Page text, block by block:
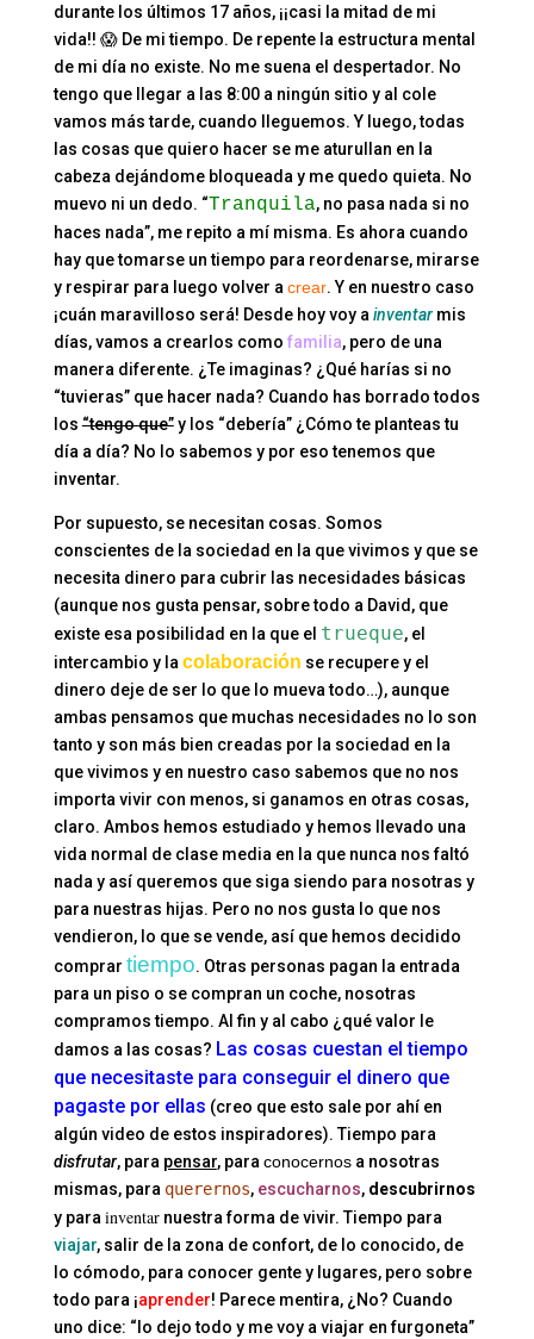
durante los últimos 17 años, ¡¡casi la mitad de mi
vida!! 😱 De mi tiempo. De repente la estructura mental
de mi día no existe. No me suena el despertador. No
tengo que llegar a las 8:00 a ningún sitio y al cole
vamos más tarde, cuando lleguemos. Y luego, todas
las cosas que quiero hacer se me aturullan en la
cabeza dejándome bloqueada y me quedo quieta. No
muevo ni un dedo. “Tranquila, no pasa nada si no
haces nada”, me repito a mí misma. Es ahora cuando
hay que tomarse un tiempo para reordenarse, mirarse
y respirar para luego volver acrear. Y en nuestro caso
¡cuán maravilloso será! Desde hoy voy ainventarmis
días, vamos a crearlos como familia, pero de una
manera diferente. ¿Te imaginas? ¿Qué harías si no
“tuvieras” que hacer nada? Cuando has borrado todos
los“tengo que”y los “debería” ¿Cómo te planteas tu
día a día? No lo sabemos y por eso tenemos que
inventar.
Por supuesto, se necesitan cosas. Somos
conscientes de la sociedad en la que vivimos y que se
necesita dinero para cubrir las necesidades básicas
(aunque nos gusta pensar, sobre todo a David, que
existe esa posibilidad en la que el trueque, el
intercambio y lacolaboración se recupere y el
dinero deje de ser lo que lo mueva todo…), aunque
ambas pensamos que muchas necesidades no lo son
tanto y son más bien creadas por la sociedad en la
que vivimos y en nuestro caso sabemos que no nos
importa vivir con menos, si ganamos en otras cosas,
claro. Ambos hemos estudiado y hemos llevado una
vida normal de clase media en la que nunca nos faltó
nada y así queremos que siga siendo para nosotras y
para nuestras hijas. Pero no nos gusta lo que nos
vendieron, lo que se vende, así que hemos decidido
comprar tiempo. Otras personas pagan la entrada
para un piso o se compran un coche, nosotras
compramos tiempo. Al fin y al cabo ¿qué valor le
damos a las cosas? Las cosas cuestan el tiempo
que necesitaste para conseguir el dinero que
pagaste por ellas (creo que esto sale por ahí en
algún video de estos inspiradores). Tiempo para
disfrutar, para pensar, paraconocernosa nosotras
mismas, para querernos, escucharnos, descubrirnos
y parainventarnuestra forma de vivir. Tiempo para
viajar, salir de la zona de confort, de lo conocido, de
lo cómodo, para conocer gente y lugares, pero sobre
todo para ¡aprender! Parece mentira, ¿No? Cuando
uno dice: “lo dejo todo y me voy a viajar en furgoneta”